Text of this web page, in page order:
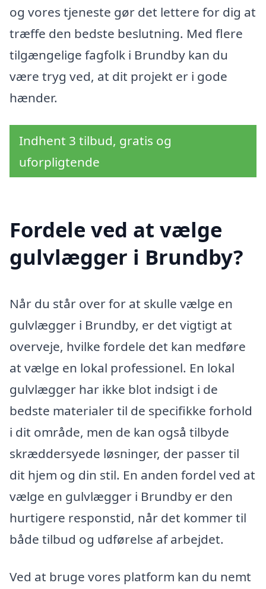
og vores tjeneste gør det lettere for dig at
træffe den bedste beslutning. Med flere
tilgængelige fagfolk i Brundby kan du
være tryg ved, at dit projekt er i gode
hænder.
Indhent 3 tilbud, gratis og
uforpligtende
Fordele ved at vælge
gulvlægger i Brundby?
Når du står over for at skulle vælge en
gulvlægger i Brundby, er det vigtigt at
overveje, hvilke fordele det kan medføre
at vælge en lokal professionel. En lokal
gulvlægger har ikke blot indsigt i de
bedste materialer til de specifikke forhold
i dit område, men de kan også tilbyde
skræddersyede løsninger, der passer til
dit hjem og din stil. En anden fordel ved at
vælge en gulvlægger i Brundby er den
hurtigere responstid, når det kommer til
både tilbud og udførelse af arbejdet.
Ved at bruge vores platform kan du nemt